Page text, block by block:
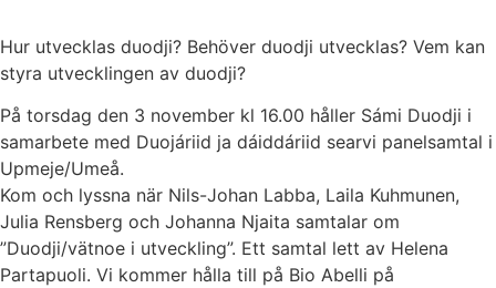
Hur utvecklas duodji? Behöver duodji utvecklas? Vem kan
styra utvecklingen av duodji?
På torsdag den 3 november kl 16.00 håller Sámi Duodji i
samarbete med Duojáriid ja dáiddáriid searvi panelsamtal i
Upmeje/Umeå.
Kom och lyssna när Nils-Johan Labba, Laila Kuhmunen,
Julia Rensberg och Johanna Njaita samtalar om
”Duodji/vätnoe i utveckling”. Ett samtal lett av Helena
Partapuoli. Vi kommer hålla till på Bio Abelli på